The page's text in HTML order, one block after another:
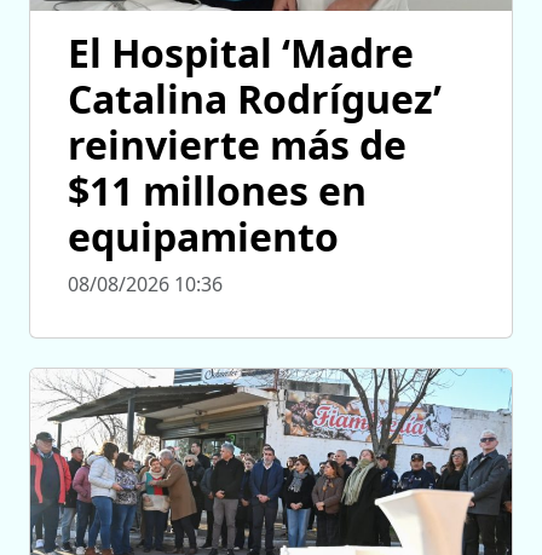
El Hospital ‘Madre
Catalina Rodríguez’
reinvierte más de
$11 millones en
equipamiento
08/08/2026 10:36